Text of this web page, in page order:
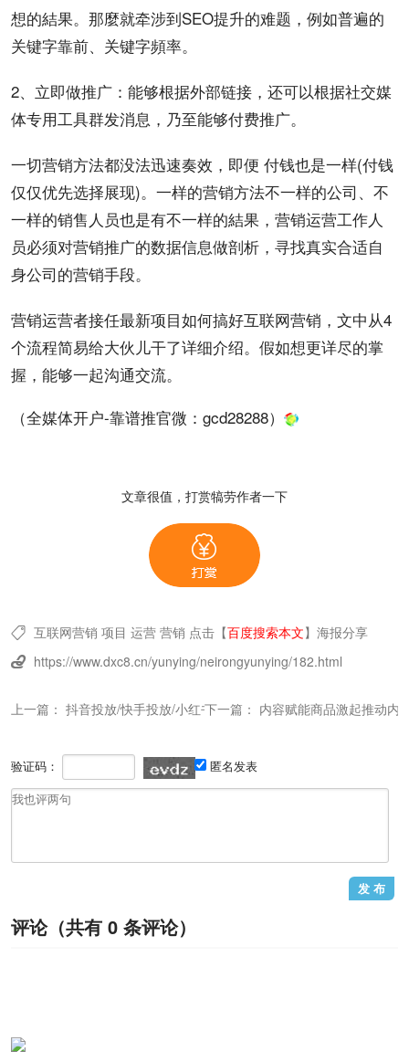
想的結果。那麼就牵涉到SEO提升的难题，例如普遍的
关键字靠前、关键字頻率。
2、立即做推广：能够根据外部链接，还可以根据社交媒
体专用工具群发消息，乃至能够付费推广。
一切营销方法都没法迅速奏效，即便 付钱也是一样(付钱
仅仅优先选择展现)。一样的营销方法不一样的公司、不
一样的销售人员也是有不一样的結果，营销运营工作人
员必须对营销推广的数据信息做剖析，寻找真实合适自
身公司的营销手段。
营销运营者接任最新项目如何搞好互联网营销，文中从4
个流程简易给大伙儿干了详细介绍。假如想更详尽的掌
握，能够一起沟通交流。
（全媒体开户-靠谱推官微： gcd28288）
文章很值，打赏犒劳作者一下
 互联网营销 项目 运营 营销 点击【百度搜索本文】 海报分享
 https://www.dxc8.cn/yunying/neirongyunying/182.html
上一篇： 抖音投放/快手投放/小红书投放 3大平台投放美妆内容营销趋
下一篇： 内容赋能商品激起推动内
验证码： 匿名发表
评论（共有 0 条评论）